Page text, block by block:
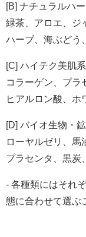
[B] ナチュラルハ
緑茶、アロエ、ジ
ハーブ、海ぶどう
[C] ハイテク美肌
コラーゲン、プラ
ヒアルロン酸、ホ
[D] バイオ生物・
ローヤルゼリ、馬
プラセンタ、黒炭
- 各種類にはそれ
態に合わせて選ぶ